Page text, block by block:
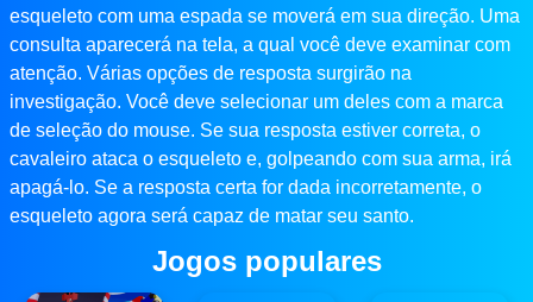
esqueleto com uma espada se moverá em sua direção. Uma
consulta aparecerá na tela, a qual você deve examinar com
atenção. Várias opções de resposta surgirão na
investigação. Você deve selecionar um deles com a marca
de seleção do mouse. Se sua resposta estiver correta, o
cavaleiro ataca o esqueleto e, golpeando com sua arma, irá
apagá-lo. Se a resposta certa for dada incorretamente, o
esqueleto agora será capaz de matar seu santo.
Jogos populares